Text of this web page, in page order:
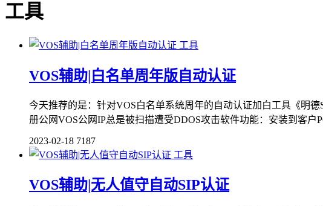
工具
工具
VOS辅助|白名单周年版自动认证
今天推荐的是：针对VOS白名单系统周年的自动认证加白工具《明
册公网VOS公网IP总是被扫描遭受DDOS攻击软件功能：安装到客户
2023-02-18 7187
工具
VOS辅助|无人值守自动SIP认证